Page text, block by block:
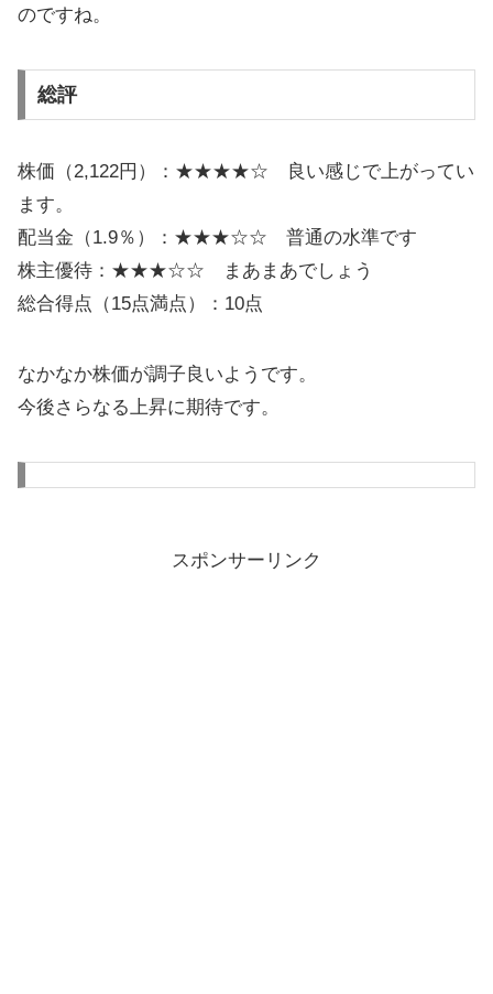
のですね。
総評
株価（2,122円）：★★★★☆ 良い感じで上がってい
ます。
配当金（1.9％）：★★★☆☆ 普通の水準です
株主優待：★★★☆☆ まあまあでしょう
総合得点（15点満点）：10点
なかなか株価が調子良いようです。
今後さらなる上昇に期待です。
スポンサーリンク